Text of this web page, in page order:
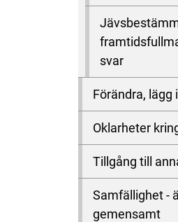
svar
Förändra, lägg
Oklarheter
Tillgång till
Samfällighet -
gemensamt